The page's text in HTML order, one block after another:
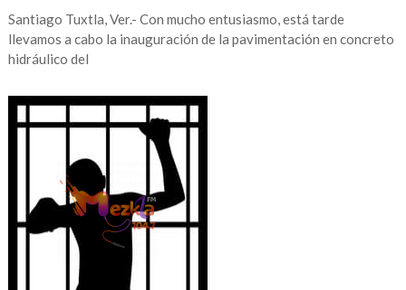
Santiago Tuxtla, Ver.- Con mucho entusiasmo, está tarde
llevamos a cabo la inauguración de la pavimentación en concreto
hidráulico del